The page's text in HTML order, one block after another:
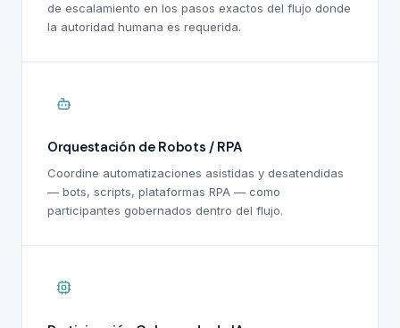
de escalamiento en los pasos exactos del flujo donde
la autoridad humana es requerida.
Orquestación de Robots / RPA
Coordine automatizaciones asistidas y desatendidas
— bots, scripts, plataformas RPA — como
participantes gobernados dentro del flujo.